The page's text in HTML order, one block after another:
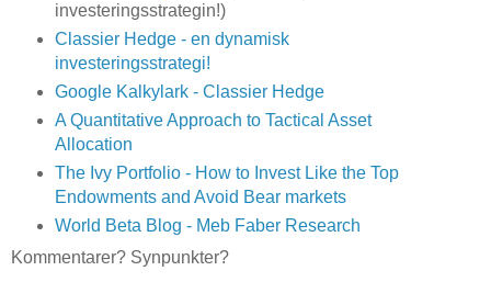
investeringsstrategin!)
Classier Hedge - en dynamisk
investeringsstrategi!
Google Kalkylark - Classier Hedge
A Quantitative Approach to Tactical Asset
Allocation
The Ivy Portfolio - How to Invest Like the Top
Endowments and Avoid Bear markets
World Beta Blog - Meb Faber Research
Kommentarer? Synpunkter?